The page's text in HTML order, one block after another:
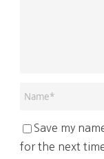
Save my
for the next